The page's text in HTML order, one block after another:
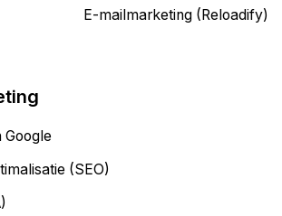
E-mailmarketing (Reloadify)
Google
(SEO)